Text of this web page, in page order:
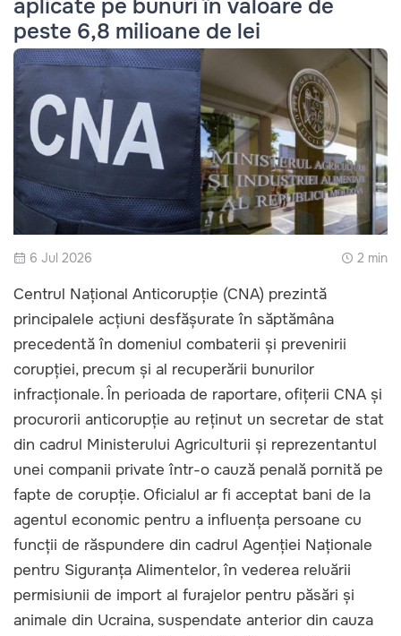
aplicate pe bunuri în valoare de
peste 6,8 milioane de lei
6 Jul 2026 2 min
Centrul Național Anticorupție (CNA) prezintă
principalele acțiuni desfășurate în săptămâna
precedentă în domeniul combaterii și prevenirii
corupției, precum și al recuperării bunurilor
infracționale. În perioada de raportare, ofițerii CNA și
procurorii anticorupție au reținut un secretar de stat
din cadrul Ministerului Agriculturii și reprezentantul
unei companii private într-o cauză penală pornită pe
fapte de corupție. Oficialul ar fi acceptat bani de la
agentul economic pentru a influența persoane cu
funcții de răspundere din cadrul Agenției Naționale
pentru Siguranța Alimentelor, în vederea reluării
permisiunii de import al furajelor pentru păsări și
animale din Ucraina, suspendate anterior din cauza